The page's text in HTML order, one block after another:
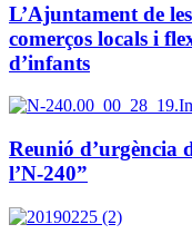
L’Ajuntament de
comerços locals i
d’infants
Reunió d’urgència
l’N-240”